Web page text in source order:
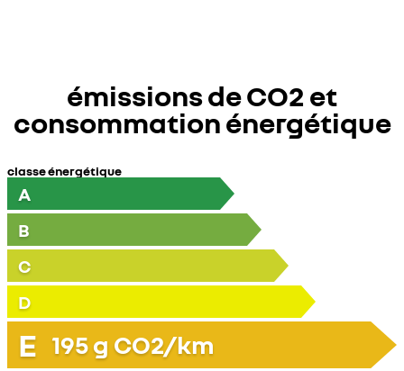
émissions de CO2 et
consommation énergétique
classe énergétique
A
B
C
D
E 195g CO2/km